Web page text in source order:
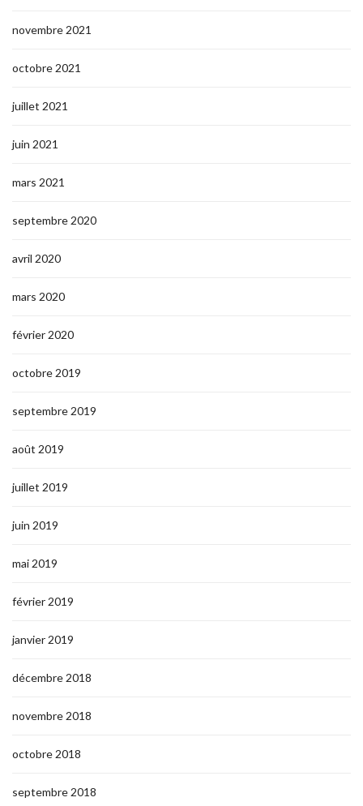
novembre 2021
octobre 2021
juillet 2021
juin 2021
mars 2021
septembre 2020
avril 2020
mars 2020
février 2020
octobre 2019
septembre 2019
août 2019
juillet 2019
juin 2019
mai 2019
février 2019
janvier 2019
décembre 2018
novembre 2018
octobre 2018
septembre 2018